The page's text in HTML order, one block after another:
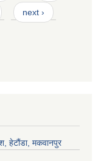
next ›
हेटौंडा, मकवानपुर